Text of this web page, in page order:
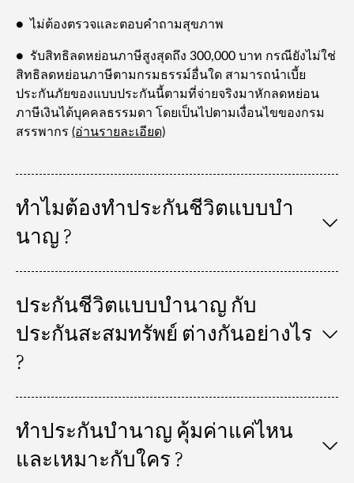
● ไม่ต้องตรวจและตอบคำถามสุขภาพ
● รับสิทธิลดหย่อนภาษีสูงสุดถึง 300,000 บาท กรณียังไม่ใช่
สิทธิลดหย่อนภาษีตามกรมธรรม์อื่นใด สามารถนำเบี้ย
ประกันภัยของแบบประกันนี้ตามที่จ่ายจริงมาหักลดหย่อน
ภาษีเงินได้บุคคลธรรมดา โดยเป็นไปตามเงื่อนไขของกรม
สรรพากร (อ่านรายละเอียด)
ทําไมต้องทําประกันชีวิตแบบบํา
นาญ ?
ประกันชีวิตแบบบํานาญ กับ
ประกันสะสมทรัพย์ ต่างกันอย่างไร
?
ทําประกันบํานาญ คุ้มค่าแค่ไหน
และเหมาะกับใคร ?